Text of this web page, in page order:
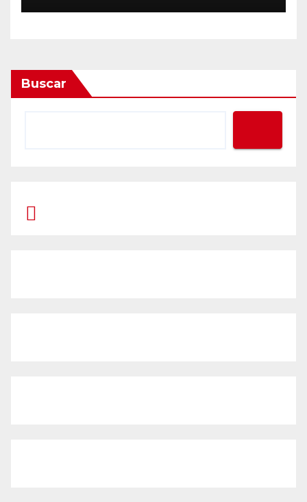
Buscar
Prompt Generator